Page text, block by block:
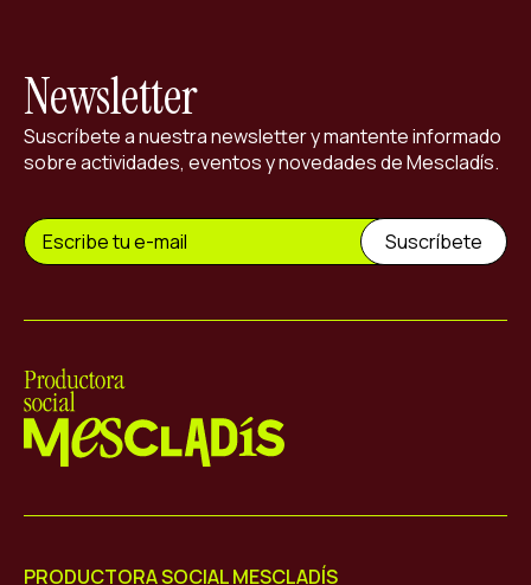
Newsletter
Suscríbete a nuestra newsletter y mantente informado
sobre actividades, eventos y novedades de Mescladís.
PRODUCTORA SOCIAL MESCLADÍS